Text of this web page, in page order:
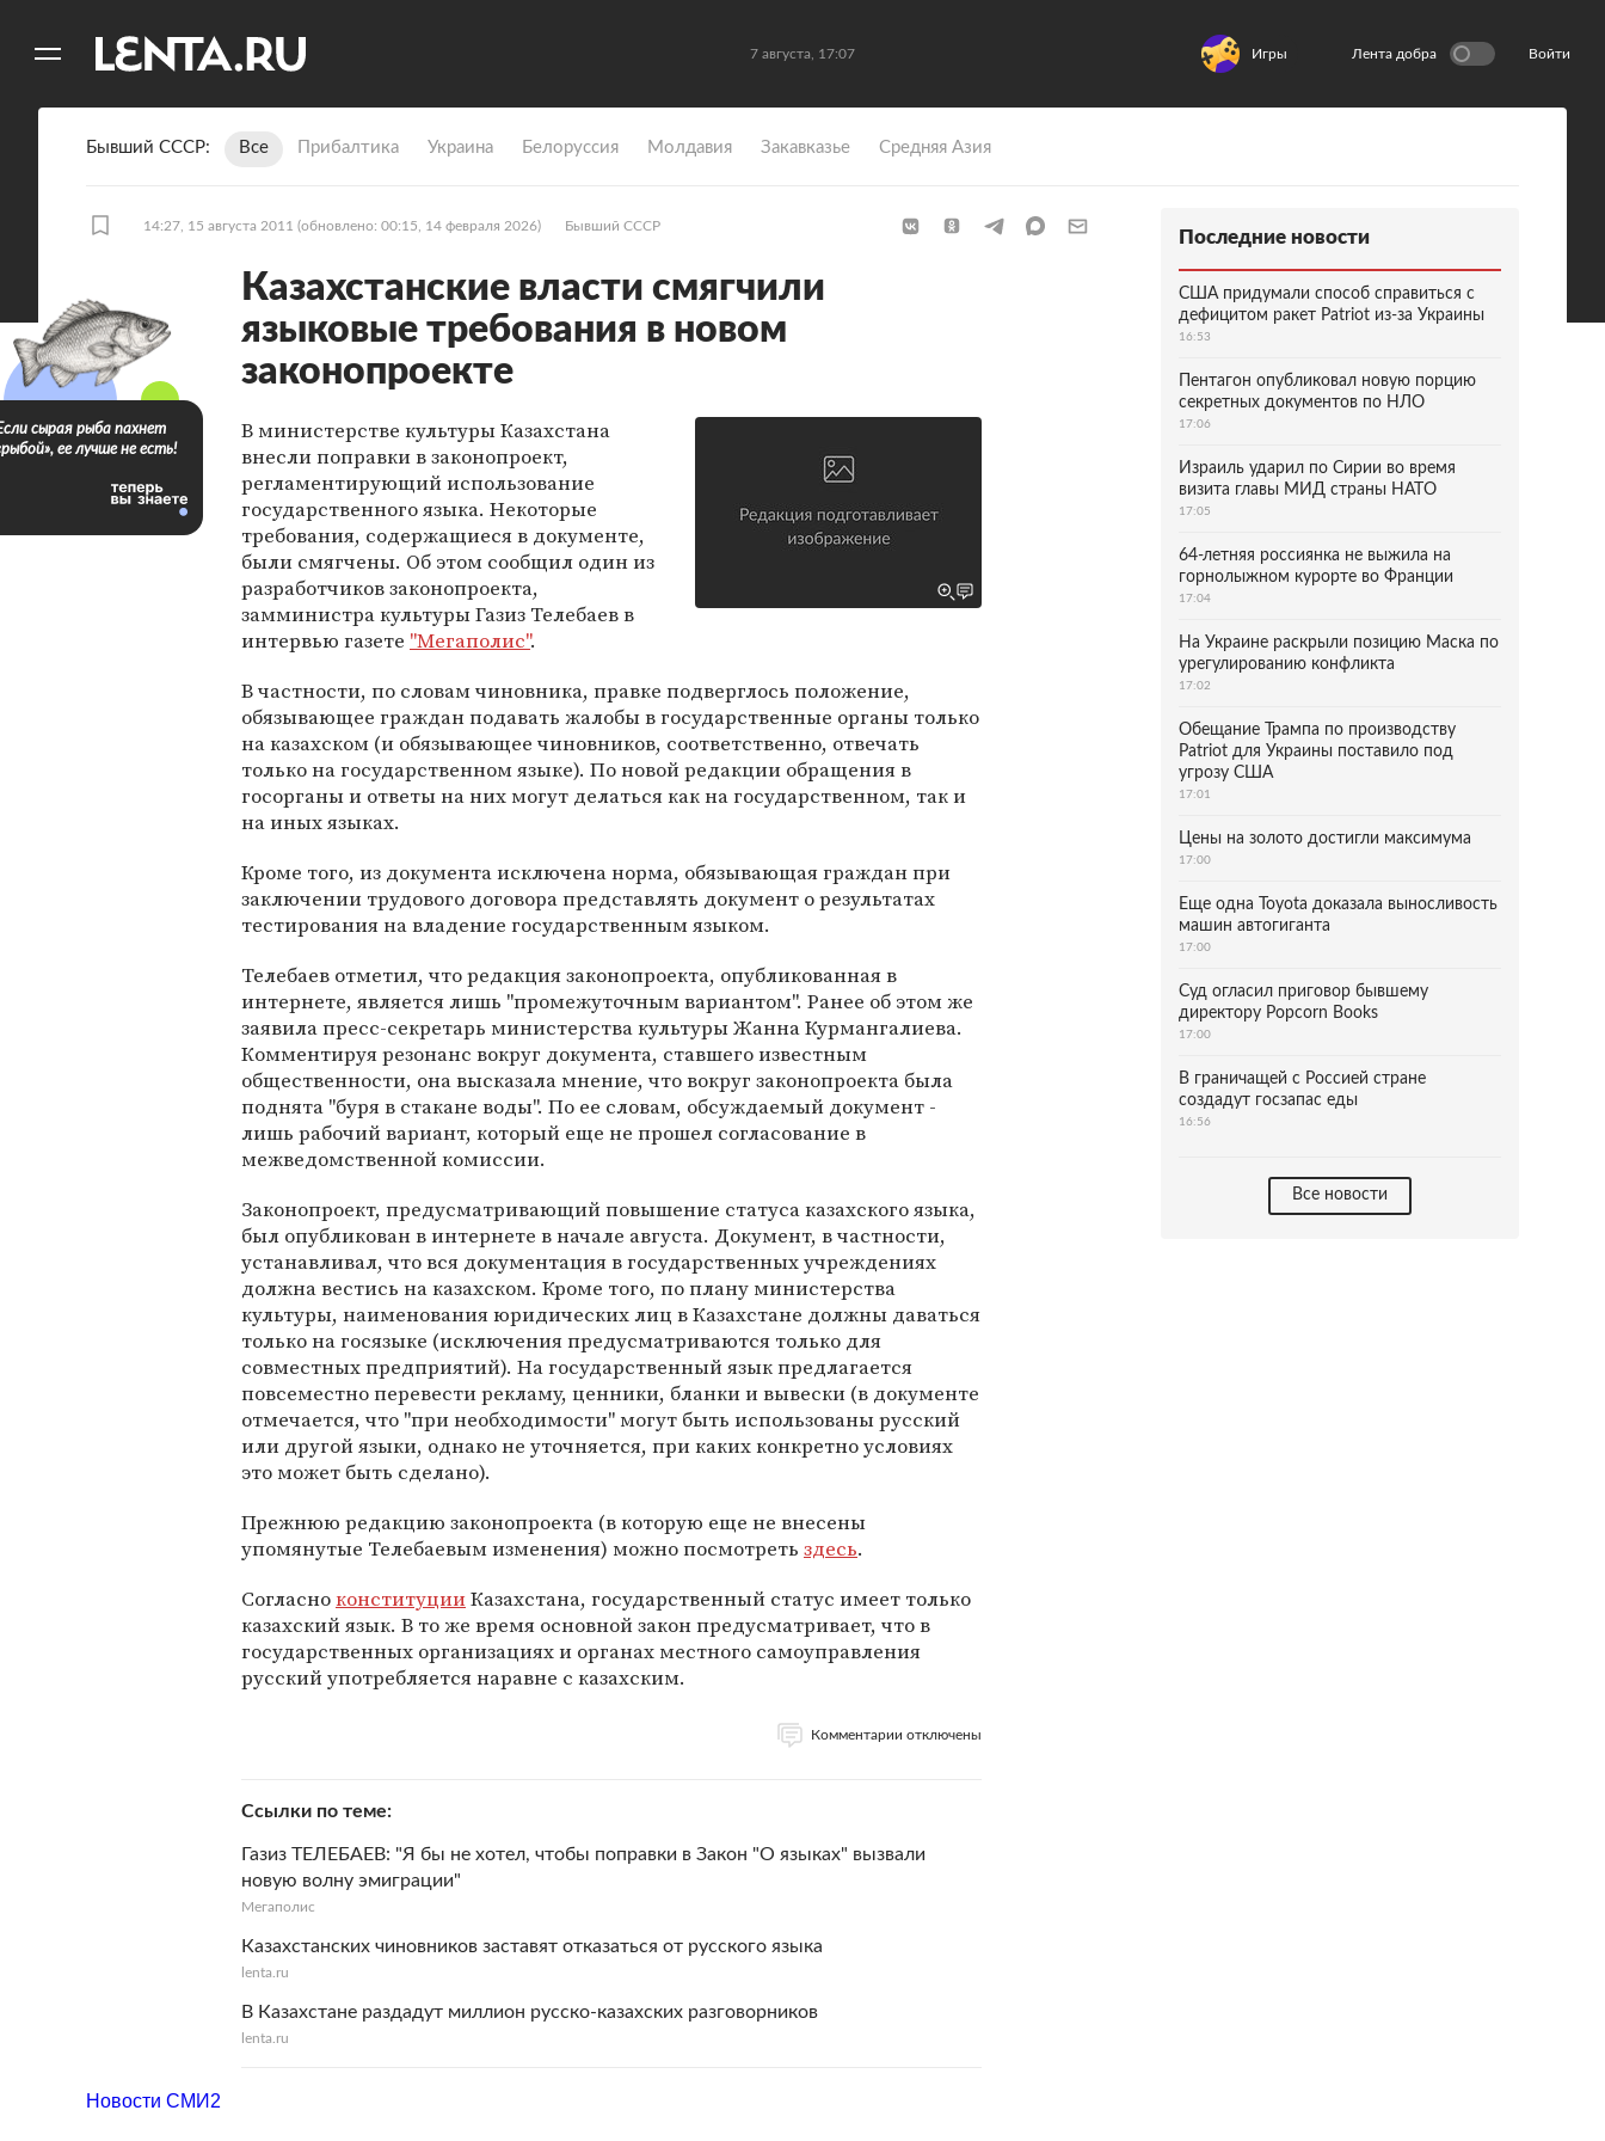
7 августа, 17:07 Игры Лента добра Войти
Бывший СССР Все Прибалтика Украина Белоруссия Молдавия Закавказье Средняя Азия
14:27, 15 августа 2011 (обновлено: 00:15, 14 февраля 2026) Бывший СССР
Казахстанские власти смягчили
языковые требования в новом
законопроекте
В министерстве культуры Казахстана
внесли поправки в законопроект,
регламентирующий использование
государственного языка. Некоторые
требования, содержащиеся в документе,
были смягчены. Об этом сообщил один из
разработчиков законопроекта,
замминистра культуры Газиз Телебаев в
интервью газете "Мегаполис".
В частности, по словам чиновника, правке подверглось положение,
обязывающее граждан подавать жалобы в государственные органы только
на казахском (и обязывающее чиновников, соответственно, отвечать
только на государственном языке). По новой редакции обращения в
госорганы и ответы на них могут делаться как на государственном, так и
на иных языках.
Кроме того, из документа исключена норма, обязывающая граждан при
заключении трудового договора представлять документ о результатах
тестирования на владение государственным языком.
Телебаев отметил, что редакция законопроекта, опубликованная в
интернете, является лишь "промежуточным вариантом". Ранее об этом же
заявила пресс-секретарь министерства культуры Жанна Курмангалиева.
Комментируя резонанс вокруг документа, ставшего известным
общественности, она высказала мнение, что вокруг законопроекта была
поднята "буря в стакане воды". По ее словам, обсуждаемый документ -
лишь рабочий вариант, который еще не прошел согласование в
межведомственной комиссии.
Законопроект, предусматривающий повышение статуса казахского языка,
был опубликован в интернете в начале августа. Документ, в частности,
устанавливал, что вся документация в государственных учреждениях
должна вестись на казахском. Кроме того, по плану министерства
культуры, наименования юридических лиц в Казахстане должны даваться
только на госязыке (исключения предусматриваются только для
совместных предприятий). На государственный язык предлагается
повсеместно перевести рекламу, ценники, бланки и вывески (в документе
отмечается, что "при необходимости" могут быть использованы русский
или другой языки, однако не уточняется, при каких конкретно условиях
это может быть сделано).
Прежнюю редакцию законопроекта (в которую еще не внесены
упомянутые Телебаевым изменения) можно посмотреть здесь.
СогласноконституцииКазахстана, государственный статус имеет только
казахский язык. В то же время основной закон предусматривает, что в
государственных организациях и органах местного самоуправления
русский употребляется наравне с казахским.
Комментарии отключены
Ссылки по теме
Газиз ТЕЛЕБАЕВ: "Я бы не хотел, чтобы поправки в Закон "О языках" вызвали
новую волну эмиграции"
Мегаполис
Казахстанских чиновников заставят отказаться от русского языка
lenta.ru
В Казахстане раздадут миллион русско-казахских разговорников
lenta.ru
сырая рыба пахнет
ее лучше не есть!
Последние новости
США придумали способ справиться с
дефицитом ракет Patriot из-за Украины
16:53
Пентагон опубликовал новую порцию
секретных документов по НЛО
17:06
Израиль ударил по Сирии во время
визита главы МИД страны НАТО
17:05
64-летняя россиянка не выжила на
горнолыжном курорте во Франции
17:04
На Украине раскрыли позицию Маска по
урегулированию конфликта
17:02
Обещание Трампа по производству
Patriot для Украины поставило под
угрозу США
17:01
Цены на золото достигли максимума
17:00
Еще одна Toyota доказала выносливость
машин автогиганта
17:00
Суд огласил приговор бывшему
директору Popcorn Books
17:00
В граничащей с Россией стране
создадут госзапас еды
16:56
Все новости
Новости СМИ2